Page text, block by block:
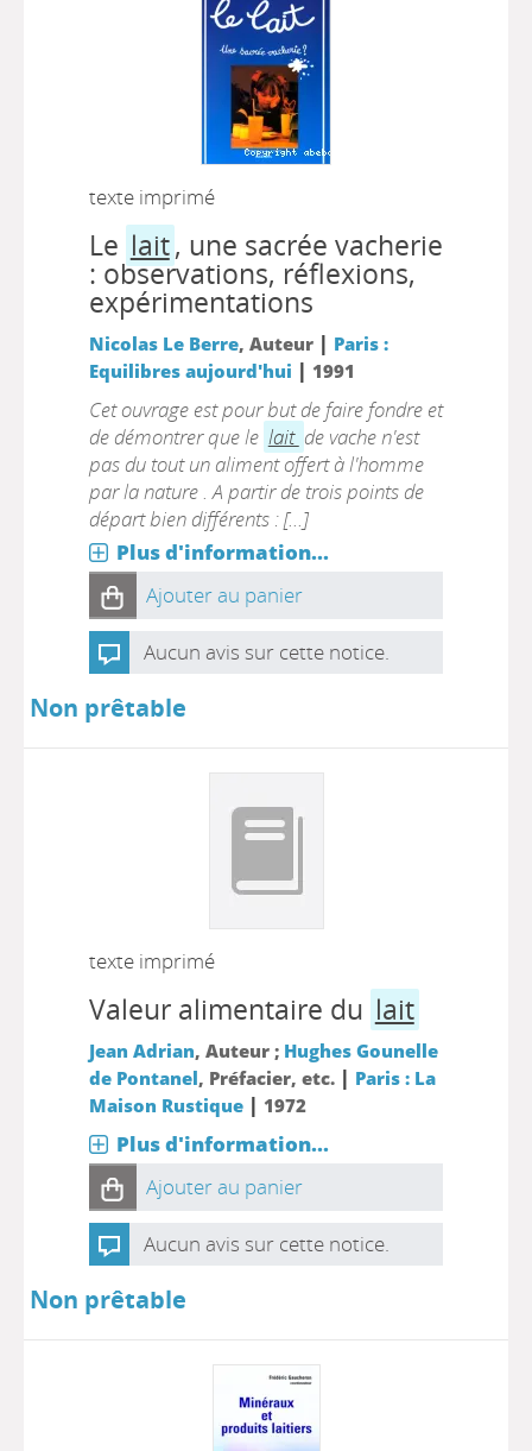
texte imprimé
Le lait, une sacrée vacherie
: observations, réflexions,
expérimentations
Nicolas Le Berre, Auteur | Paris :
Equilibres aujourd'hui | 1991
Cet ouvrage est pour but de faire fondre et
de démontrer que le lait de vache n'est
pas du tout un aliment offert à l'homme
par la nature . A partir de trois points de
départ bien différents : [...]
Plus d'information...
Ajouter au panier
Aucun avis sur cette notice.
Non prêtable
texte imprimé
Valeur alimentaire du lait
Jean Adrian, Auteur ; Hughes Gounelle
de Pontanel, Préfacier, etc. | Paris : La
Maison Rustique| 1972
Plus d'information...
Ajouter au panier
Aucun avis sur cette notice.
Non prêtable